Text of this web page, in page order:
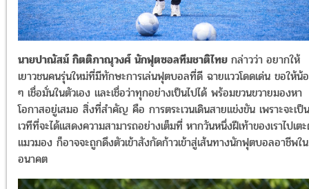
นายปาณัสม์ กิตติภาณุวงศ์ นักฟุตซอลทีมชาติไทย กล่าวว่า อยากให้
เยาวชนคนรุ่นใหม่ที่มีทักษะการเล่นฟุตบอลที่ดี ฉายแววโดดเด่น ขอให้น้
ๆ เชื่อมั่นในตัวเอง และเชื่อว่าทุกอย่างเป็นไปได้ พร้อมขวนขวายมองหา
โอกาสอยู่เสมอ สิ่งที่สำคัญ คือ การตระเวนเดินสายแข่งขัน เพราะจะเป็น
เวทีที่จะได้แสดงความสามารถอย่างเต็มที่ หากวันหนึ่งฝีเท้าของเราไปเต
แมวมอง ก็อาจจะถูกดึงตัวเข้าสังกัดก้าวเข้าสู่เส้นทางนักฟุตบอลอาชีพใน
อนาคต